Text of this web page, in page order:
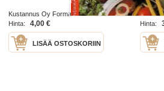
Kustannus Oy Forma 1993
Hinta:
4,00 €
LISÄÄ OSTOSKORIIN
forma
Hinta: